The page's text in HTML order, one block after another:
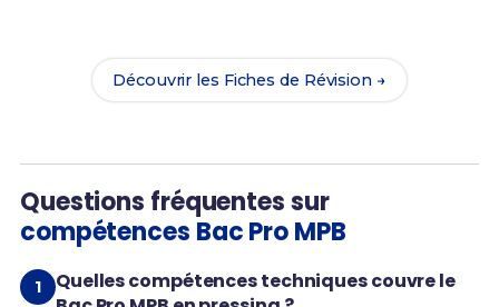
Découvrir les Fiches de Révision →
Questions fréquentes sur
compétences Bac Pro MPB
Quelles compétences techniques couvre le